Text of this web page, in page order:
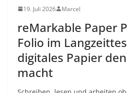
19. Juli 2026 Marcel
reMarkable Paper
Folio im
digitales Papier
macht